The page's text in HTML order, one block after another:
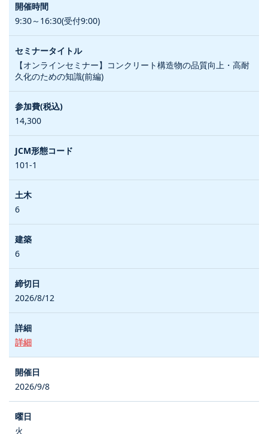
9:30～16:30(受付9:00)
【オンラインセミナー】コンクリート構造物の品質向上・高耐
久化のための知識(前編)
14,300
101-1
6
6
2026/8/12
詳細
2026/9/8
火